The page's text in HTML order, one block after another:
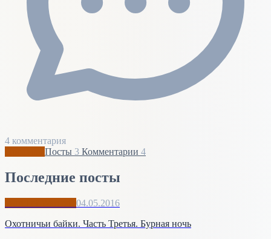
4 комментария
Посты 3 Комментарии 4
Последние посты
04.05.2016
Охотничьи байки. Часть Третья. Бурная ночь